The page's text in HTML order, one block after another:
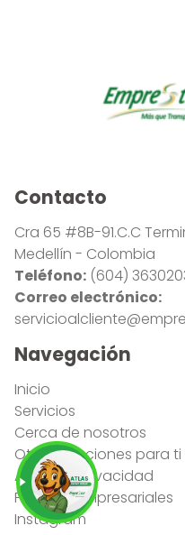
Contacto
Cra 65 #8B-91.C.C
Medellín - Colombia
Teléfono: (604)
Correo electrónico:
Navegación
Inicio
Servicios
Cerca de nosotros
Otras soluciones para ti
Aviso de privacidad
Políticas Empresariales
Instagram